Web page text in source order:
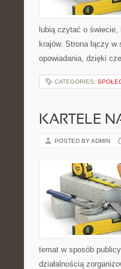
lubią czytać o
krajów. Strona łączy
opowiadania, dzięki
CATEGORIES:
KARTELE
POSTED BY ADMIN
temat w sposób
działalnością